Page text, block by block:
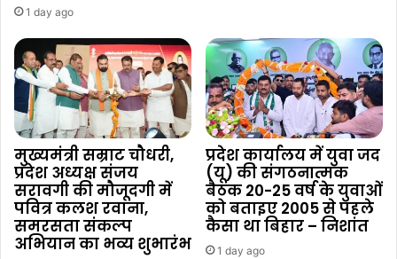
1 day ago
मुख्यमंत्री सम्राट चौधरी,
प्रदेश अध्यक्ष संजय
सरावगी की मौजूदगी में
पवित्र कलश रवाना,
समरसता संकल्प
अभियान का भव्य शुभारंभ
प्रदेश कार्यालय में युवा जद
(यू) की संगठनात्मक
बैठक 20-25 वर्ष के युवाओं
को बताइए 2005 से पहले
कैसा था बिहार – निशांत
1 day ago